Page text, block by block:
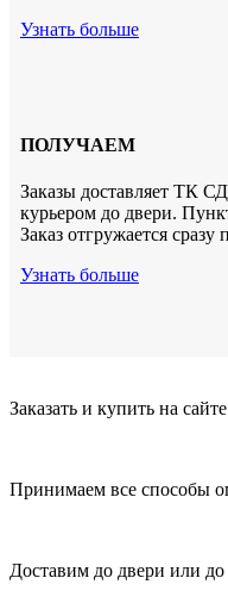
Узнать больше
ПОЛУЧАЕМ
Заказы доставляет ТК
курьером до двери.
Заказ отгружается сразу
Узнать больше
Заказать и купить на
Принимаем все способы
Доставим до двери или